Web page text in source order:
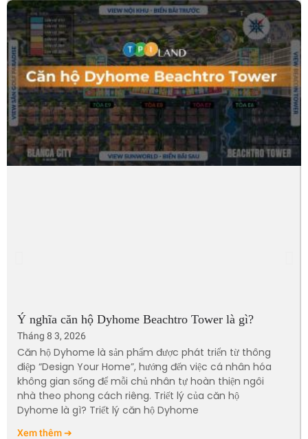
Ý nghĩa căn hộ Dyhome Beachtro Tower là gì?
Tháng 8 3, 2026
Căn hộ Dyhome là sản phẩm được phát triển từ thông
điệp “Design Your Home”, hướng đến việc cá nhân hóa
không gian sống để mỗi chủ nhân tự hoàn thiện ngôi
nhà theo phong cách riêng. Triết lý của căn hộ
Dyhome là gì? Triết lý căn hộ Dyhome
Xem thêm ➔